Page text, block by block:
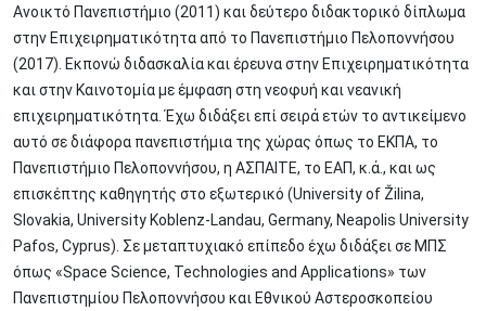
Ανοικτό Πανεπιστήμιο (2011) και δεύτερο διδακτορικό δίπλωμα
στην Επιχειρηματικότητα από το Πανεπιστήμιο Πελοποννήσου
(2017). Εκπονώ διδασκαλία και έρευνα στην Επιχειρηματικότητα
και στην Καινοτομία με έμφαση στη νεοφυή και νεανική
επιχειρηματικότητα. Έχω διδάξει επί σειρά ετών το αντικείμενο
αυτό σε διάφορα πανεπιστήμια της χώρας όπως το ΕΚΠΑ, το
Πανεπιστήμιο Πελοποννήσου, η ΑΣΠΑΙΤΕ, το ΕΑΠ, κ.ά., και ως
επισκέπτης καθηγητής στο εξωτερικό (University of Žilina,
Slovakia, University Koblenz-Landau, Germany, Neapolis University
Pafos, Cyprus). Σε μεταπτυχιακό επίπεδο έχω διδάξει σε ΜΠΣ
όπως «Space Science, Technologies and Applications» των
Πανεπιστημίου Πελοποννήσου και Εθνικού Αστεροσκοπείου